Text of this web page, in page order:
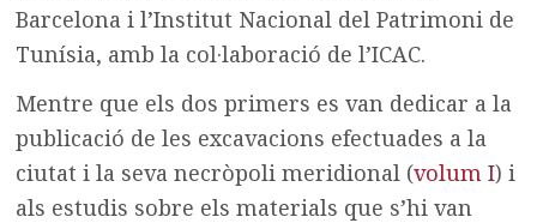
Barcelona i l’Institut Nacional del Patrimoni de
Tunísia, amb la col·laboració de l’ICAC.
Mentre que els dos primers es van dedicar a la
publicació de les excavacions efectuades a la
ciutat i la seva necròpoli meridional (volum I) i
als estudis sobre els materials que s’hi van